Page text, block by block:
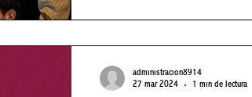
administracion8914
27 mar 2024
1 min de lectura